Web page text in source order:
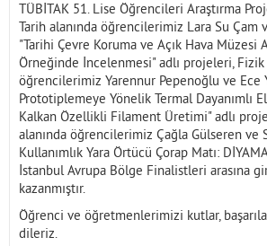
TÜBİTAK 51. Lise Öğrencileri Araştırma
Tarih alanında öğrencilerimiz Lara Su Çam
"Tarihi Çevre Koruma ve Açık Hava Müzesi
Örneğinde İncelenmesi" adlı projeleri, Fizik
öğrencilerimiz Yarennur Pepenoğlu ve Ece
Prototiplemeye Yönelik Termal Dayanımlı
Kalkan Özellikli Filament Üretimi" adlı
alanında öğrencilerimiz Çağla Gülseren ve
Kullanımlık Yara Örtücü Çorap Matı:
İstanbul Avrupa Bölge Finalistleri arasına
kazanmıştır.
Öğrenci ve öğretmenlerimizi kutlar,
dileriz.